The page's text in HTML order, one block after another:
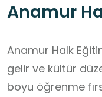
Anamur
Anamur Halk
gelir ve kültür
boyu öğrenme